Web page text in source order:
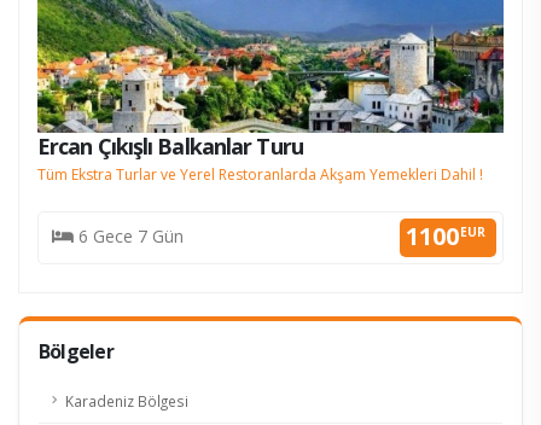
Bölgeler
Karadeniz Bölgesi
Ercan Çıkışlı Balkanlar Turu
Tüm Ekstra Turlar ve Yerel Restoranlarda Akşam Yemekleri Dahil !
6 Gece 7 Gün 1100EUR